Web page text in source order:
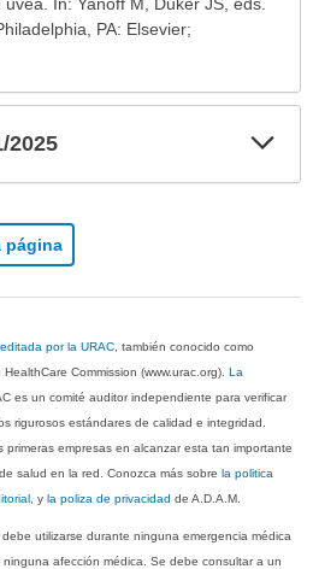
PA: Elsevier;
2025
página
por la URAC , también conocido como
HealthCare Commission (www.urac.org).La
es un comité auditor independiente para verificar
rigurosos estándares de calidad e integridad.
primeras empresas en alcanzar esta tan importante
salud en la red. Conozca más sobrela politica
, yla poliza de privacidad de A.D.A.M.
utilizarse durante ninguna emergencia médica
afección médica. Se debe consultar a un